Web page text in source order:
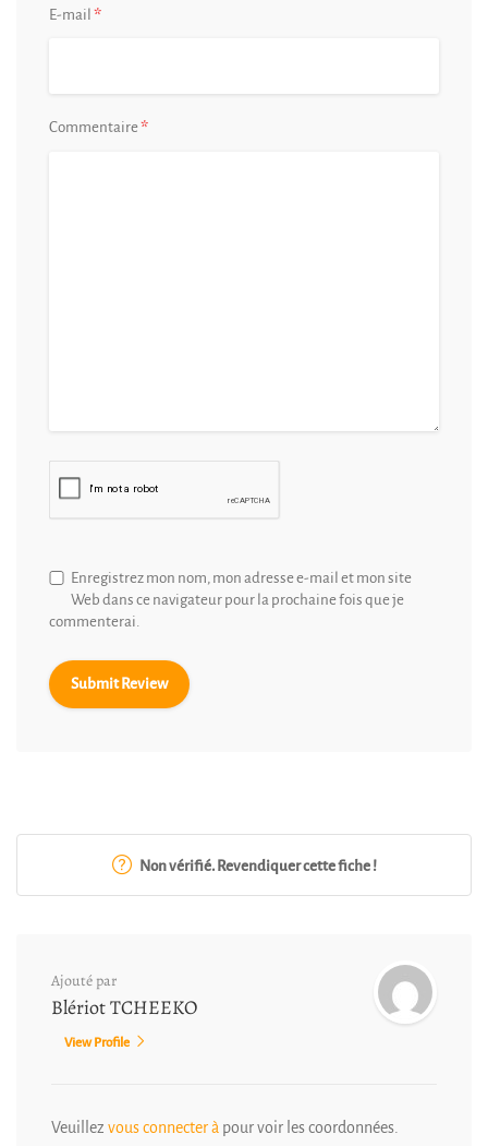
E-mail *
Commentaire*
Enregistrez mon nom, mon adresse e-mail et mon site
Web dans ce navigateur pour la prochaine fois que je
commenterai.
Non vérifié. Revendiquer cette fiche !
Ajouté par
Blériot TCHEEKO
View Profile
Veuillez vous connecter à pour voir les coordonnées.